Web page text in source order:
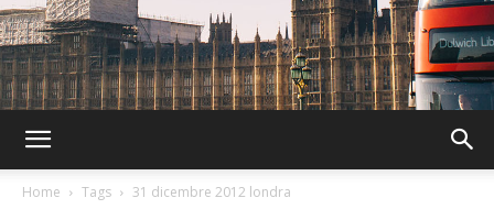
Home Tags 31 dicembre 2012 londra